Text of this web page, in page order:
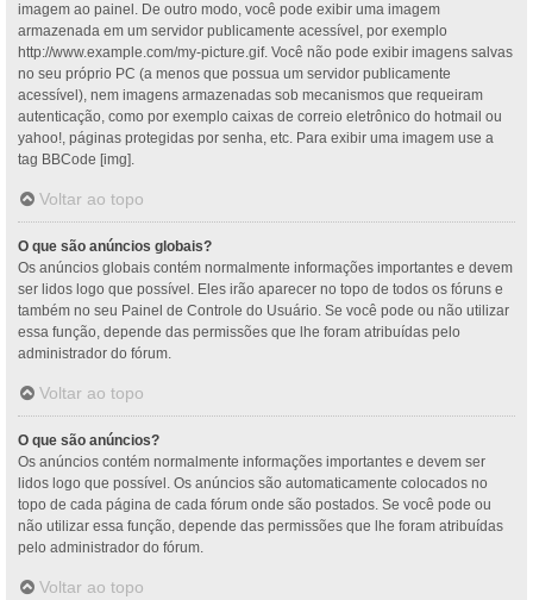
imagem ao painel. De outro modo, você pode exibir uma imagem
armazenada em um servidor publicamente acessível, por exemplo
http://www.example.com/my-picture.gif. Você não pode exibir imagens salvas
no seu próprio PC (a menos que possua um servidor publicamente
acessível), nem imagens armazenadas sob mecanismos que requeiram
autenticação, como por exemplo caixas de correio eletrônico do hotmail ou
yahoo!, páginas protegidas por senha, etc. Para exibir uma imagem use a
tag BBCode [img].
Voltar ao topo
O que são anúncios globais?
Os anúncios globais contém normalmente informações importantes e devem
ser lidos logo que possível. Eles irão aparecer no topo de todos os fóruns e
também no seu Painel de Controle do Usuário. Se você pode ou não utilizar
essa função, depende das permissões que lhe foram atribuídas pelo
administrador do fórum.
Voltar ao topo
O que são anúncios?
Os anúncios contém normalmente informações importantes e devem ser
lidos logo que possível. Os anúncios são automaticamente colocados no
topo de cada página de cada fórum onde são postados. Se você pode ou
não utilizar essa função, depende das permissões que lhe foram atribuídas
pelo administrador do fórum.
Voltar ao topo